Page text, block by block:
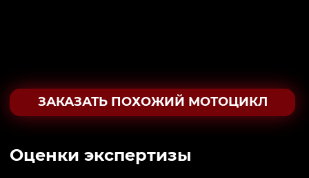
ЗАКАЗАТЬ ПОХОЖИЙ МОТОЦИКЛ
Oценки экспертизы